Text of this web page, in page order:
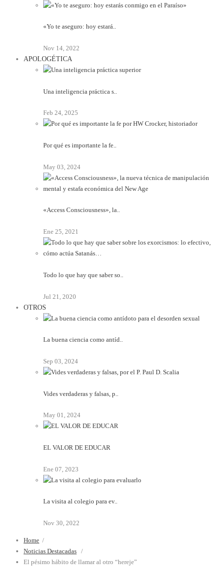
«Yo te aseguro: hoy estará..
Nov 14, 2022
APOLOGÉTICA
Una inteligencia práctica s..
Feb 24, 2025
Por qué es importante la fe..
May 03, 2024
«Access Consciousness», la..
Ene 25, 2021
Todo lo que hay que saber so..
Jul 21, 2020
OTROS
La buena ciencia como antíd..
Sep 03, 2024
Vides verdaderas y falsas, p..
May 01, 2024
EL VALOR DE EDUCAR
Ene 07, 2023
La visita al colegio para ev..
Nov 30, 2022
Home /
Noticias Destacadas /
El pésimo hábito de llamar al otro “hereje”